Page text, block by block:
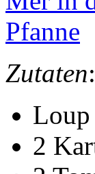
Zutaten:
Loup
2